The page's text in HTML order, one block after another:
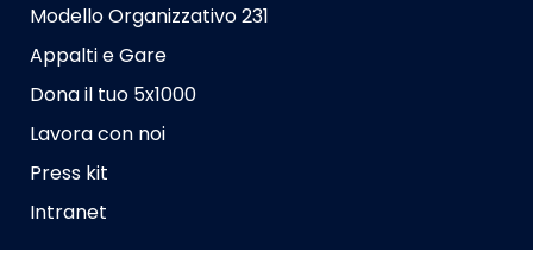
Modello Organizzativo 231
Appalti e Gare
Dona il tuo 5x1000
Lavora con noi
Press kit
Intranet